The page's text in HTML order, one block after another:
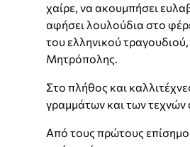
χαίρε, να ακουμπήσει
αφήσει λουλούδια στο
του ελληνικού
Μητρόπολης.
Στο πλήθος και
γραμμάτων και των τεχνών
Από τους πρώτους